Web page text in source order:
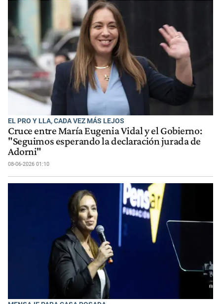
EL PRO Y LLA, CADA VEZ MÁS LEJOS
Cruce entre María Eugenia Vidal y el Gobierno:
"Seguimos esperando la declaración jurada de
Adorni"
08-06-2026 01:10